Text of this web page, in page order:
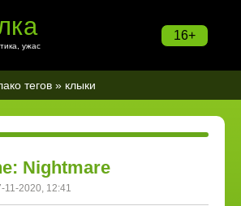
16+
ужас
тегов » клыки
Nightmare
11-2020, 12:41